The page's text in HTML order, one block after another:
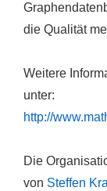
die Qualität
Weitere
unter:
http://
Die
von Steffen